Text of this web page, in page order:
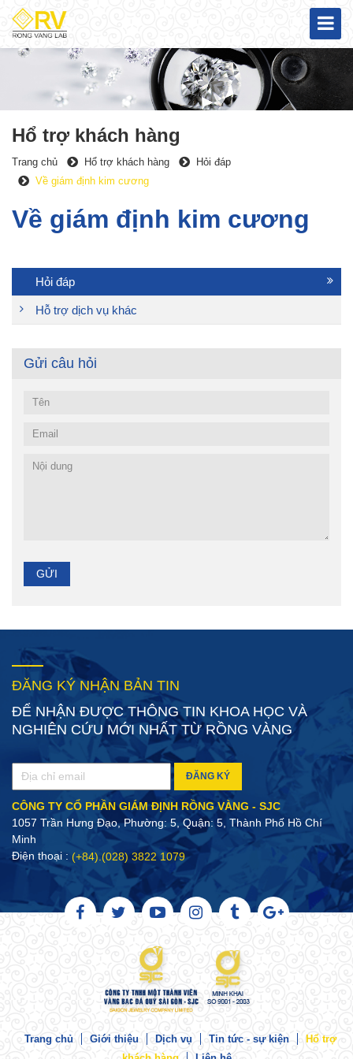
Hổ trợ khách hàng
Trang chủ Hổ trợ khách hàng
Hỏi đáp
Về giám định kim cương
Về giám định kim cương
Hỏi đáp
Hỗ trợ dịch vụ khác
Gửi câu hỏi
ĐĂNG KÝ NHẬN BẢN TIN
ĐỂ NHẬN ĐƯỢC THÔNG TIN KHOA HỌC VÀ
NGHIÊN CỨU MỚI NHẤT TỪ RỒNG VÀNG
ĐĂNG KÝ
CÔNG TY CỔ PHẦN GIÁM ĐỊNH RỒNG VÀNG - SJC
1057 Trần Hưng Đạo, Phường: 5, Quận: 5, Thành Phố Hồ Chí
Minh
Điện thoại : (+84).(028) 3822 1079
Trang chủ Giới thiệu Dịch vụ Tin tức - sự kiện
Hổ trợ